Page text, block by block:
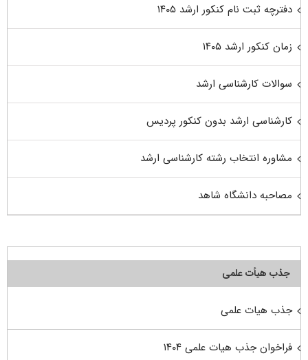
دفترچه ثبت نام کنکور ارشد ۱۴۰۵
زمان کنکور ارشد ۱۴۰۵
سوالات کارشناسی ارشد
کارشناسی ارشد بدون کنکور پردیس
مشاوره انتخاب رشته کارشناسی ارشد
مصاحبه دانشگاه شاهد
جذب هیأت علمی
جذب هیات علمی
فراخوان جذب هیات علمی ۱۴۰۴